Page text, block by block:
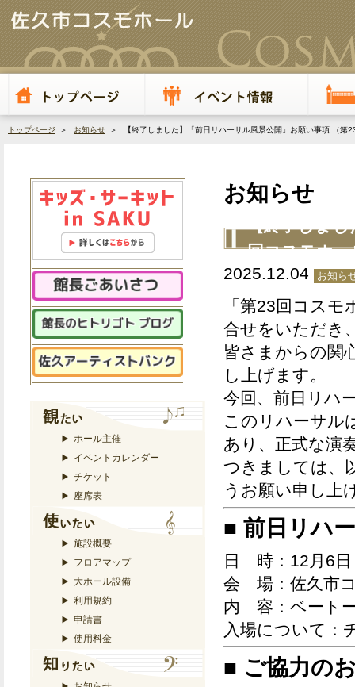
トップページ ＞ お知らせ ＞ 【終了しました】「前日リハーサル風景公開」お願い事項 （第
ホール主催
イベントカレンダー
チケット
座席表
施設概要
フロアマップ
大ホール設備
利用規約
申請書
使用料金
お知らせ
【終了しまし
回コスモホー
2025.12.04
お知ら
「第23回コス
合せをいただき
皆さまからの関
し上げます。
今回、 前日リハ
このリハーサル
あり、正式な演
つきましては、
うお願い申し上
■ 前日リハ
日 時 ：12月6
会 場 ：佐久市
内 容 ：ベート
入場について ：
■ ご協力の